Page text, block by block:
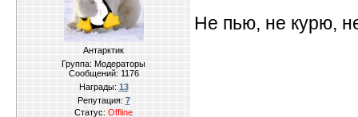
Антарктик
Группа: Модераторы
Сообщений: 1176
Награды: 13
Репутация: 7
Статус: Offline
Не пью, не курю,